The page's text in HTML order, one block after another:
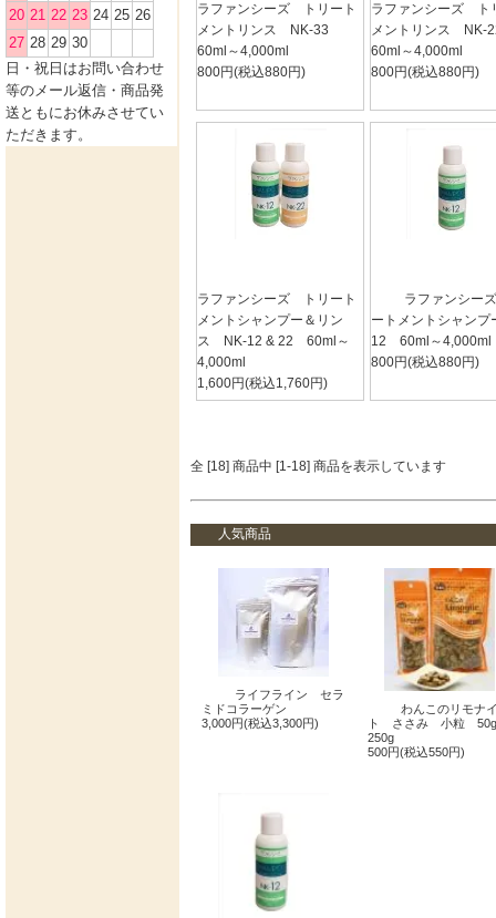
20 21 22 23 24 25 26
27 28 29 30
日・祝日 はお問い合わせ
等のメール返信・商品発
送ともにお休みさせてい
ただきます。
ラファンシーズ トリート
メントリンス NK-33
60ml～4,000ml
800円(税込880円)
ラファンシーズ ト
メントリンス
60ml～4,000ml
800円(税込880円)
ラファンシーズ トリート
メントシャンプー＆リン
ス NK-12 & 22 60ml～
4,000ml
1,600円(税込1,760円)
ラファンシー
ートメントシャンプ
12 60ml～4,000ml
800円(税込880円)
全 [18] 商品中 [1-18] 商品を表示しています
人気商品
ライフライン セラ
ミドコラーゲン
3,000円(税込3,300円)
わんこのリモナ
ト ささみ 小粒
250g
500円(税込550円)